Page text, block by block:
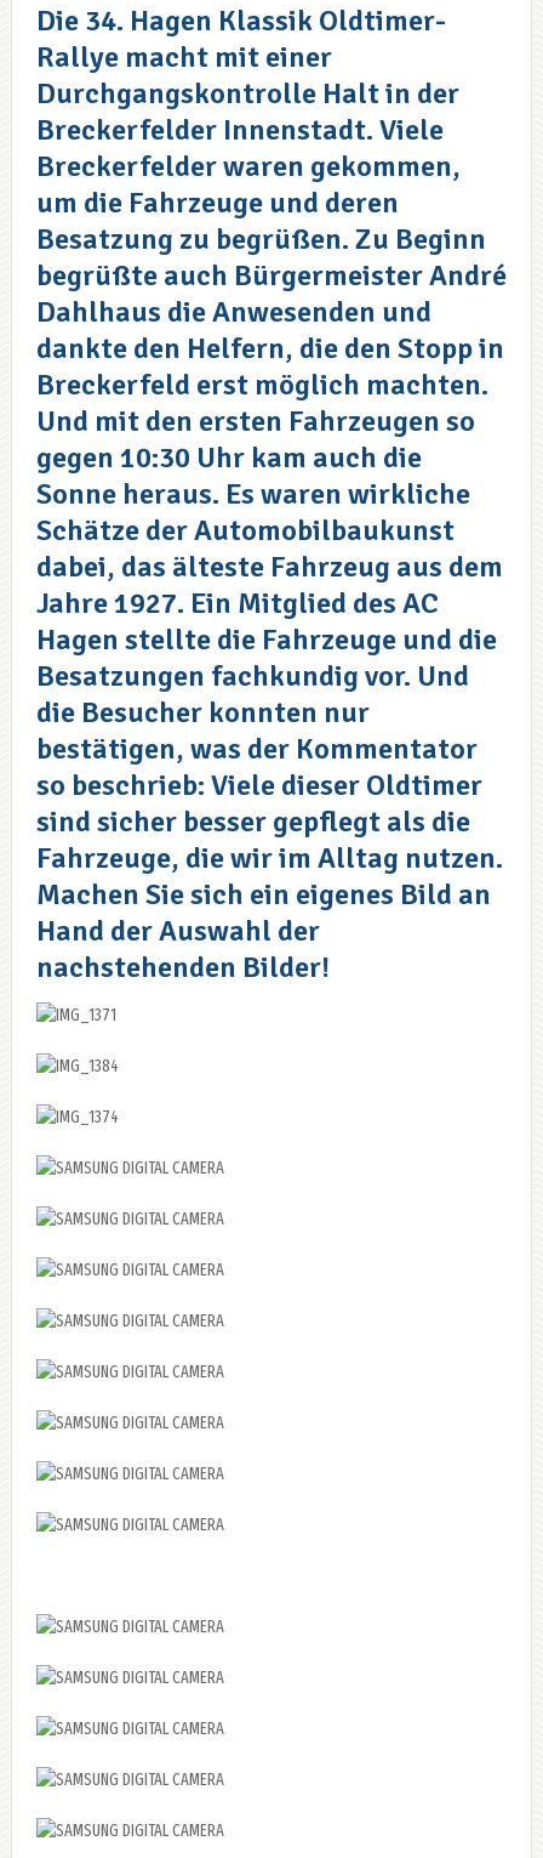
Die 34. Hagen Klassik Oldtimer-
Rallye macht mit einer
Durchgangskontrolle Halt in der
Breckerfelder Innenstadt. Viele
Breckerfelder waren gekommen,
um die Fahrzeuge und deren
Besatzung zu begrüßen. Zu Beginn
begrüßte auch Bürgermeister André
Dahlhaus die Anwesenden und
dankte den Helfern, die den Stopp in
Breckerfeld erst möglich machten.
Und mit den ersten Fahrzeugen so
gegen 10:30 Uhr kam auch die
Sonne heraus. Es waren wirkliche
Schätze der Automobilbaukunst
dabei, das älteste Fahrzeug aus dem
Jahre 1927. Ein Mitglied des AC
Hagen stellte die Fahrzeuge und die
Besatzungen fachkundig vor. Und
die Besucher konnten nur
bestätigen, was der Kommentator
so beschrieb: Viele dieser Oldtimer
sind sicher besser gepflegt als die
Fahrzeuge, die wir im Alltag nutzen.
Machen Sie sich ein eigenes Bild an
Hand der Auswahl der
nachstehenden Bilder!